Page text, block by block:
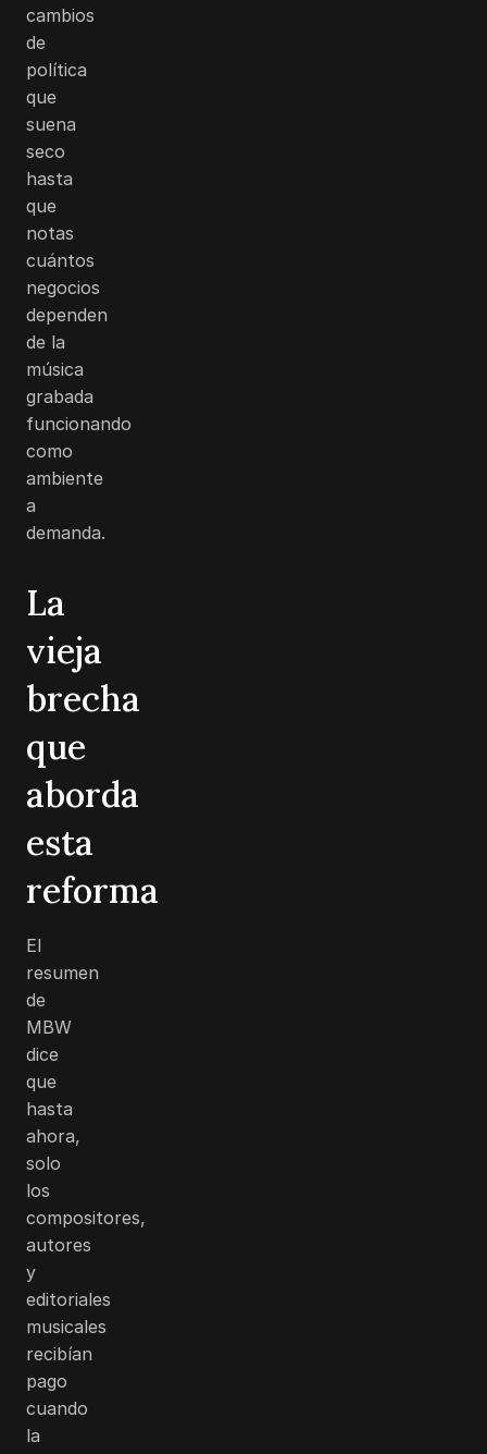
cambios
de
política
que
suena
seco
hasta
que
notas
cuántos
negocios
dependen
de la
música
grabada
funcionando
como
ambiente
a
demanda.
La
vieja
brecha
que
aborda
esta
reforma
El
resumen
de
MBW
dice
que
hasta
ahora,
solo
los
compositores,
autores
y
editoriales
musicales
recibían
pago
cuando
la